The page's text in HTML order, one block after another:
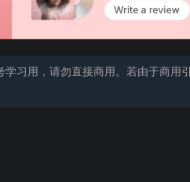
习用，请勿直接商用。若由于商用